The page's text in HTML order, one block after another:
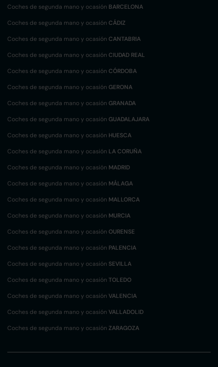
Coches de segunda mano y ocasión BARCELONA
Coches de segunda mano y ocasión CÁDIZ
Coches de segunda mano y ocasión CANTABRIA
Coches de segunda mano y ocasión CIUDAD REAL
Coches de segunda mano y ocasión CÓRDOBA
Coches de segunda mano y ocasión GERONA
Coches de segunda mano y ocasión GRANADA
Coches de segunda mano y ocasión GUADALAJARA
Coches de segunda mano y ocasión HUESCA
Coches de segunda mano y ocasión LA CORUÑA
Coches de segunda mano y ocasión MADRID
Coches de segunda mano y ocasión MÁLAGA
Coches de segunda mano y ocasión MALLORCA
Coches de segunda mano y ocasión MURCIA
Coches de segunda mano y ocasión OURENSE
Coches de segunda mano y ocasión PALENCIA
Coches de segunda mano y ocasión SEVILLA
Coches de segunda mano y ocasión TOLEDO
Coches de segunda mano y ocasión VALENCIA
Coches de segunda mano y ocasión VALLADOLID
Coches de segunda mano y ocasión ZARAGOZA